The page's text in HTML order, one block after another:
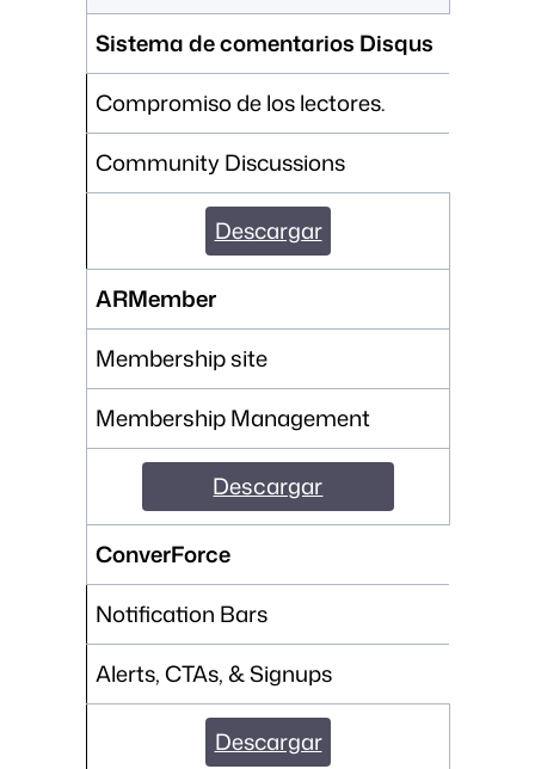
Sistema de comentarios Disqus
Compromiso de los lectores.
Community Discussions
Descargar
ARMember
Membership site
Membership Management
Descargar
ConverForce
Notification Bars
Alerts, CTAs, & Signups
Descargar